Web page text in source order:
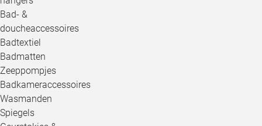
Bad- &
doucheaccessoires
Badtextiel
Badmatten
Zeeppompjes
Badkameraccessoires
Wasmanden
Spiegels